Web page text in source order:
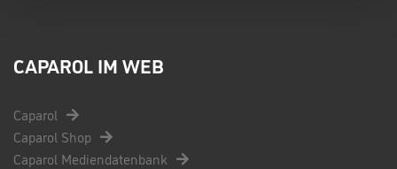
CAPAROL IM WEB
Caparol
Caparol Shop
Caparol Mediendatenbank